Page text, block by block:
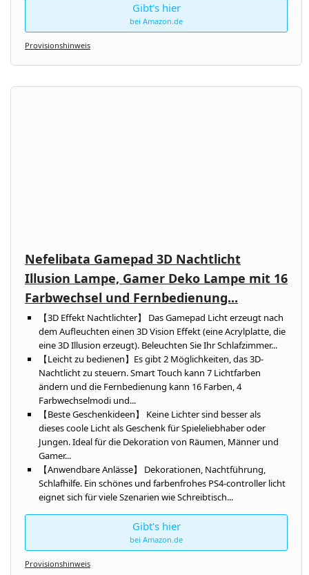
Gibt's hier
bei Amazon.de
Provisionshinweis
Nefelibata Gamepad 3D Nachtlicht
Illusion Lampe, Gamer Deko Lampe mit 16
Farbwechsel und Fernbedienung...
【3D Effekt Nachtlichter】 Das Gamepad Licht erzeugt nach
dem Aufleuchten einen 3D Vision Effekt (eine Acrylplatte, die
eine 3D Illusion erzeugt). Beleuchten Sie Ihr Schlafzimmer...
【Leicht zu bedienen】Es gibt 2 Möglichkeiten, das 3D-
Nachtlicht zu steuern. Smart Touch kann 7 Lichtfarben
ändern und die Fernbedienung kann 16 Farben, 4
Farbwechselmodi und...
【Beste Geschenkideen】 Keine Lichter sind besser als
dieses coole Licht als Geschenk für Spieleliebhaber oder
Jungen. Ideal für die Dekoration von Räumen, Männer und
Gamer...
【Anwendbare Anlässe】 Dekorationen, Nachtführung,
Schlafhilfe. Ein schönes und farbenfrohes PS4-controller licht
eignet sich für viele Szenarien wie Schreibtisch...
Gibt's hier
bei Amazon.de
Provisionshinweis